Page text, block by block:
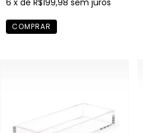
6 x de R$199,98 sem juros